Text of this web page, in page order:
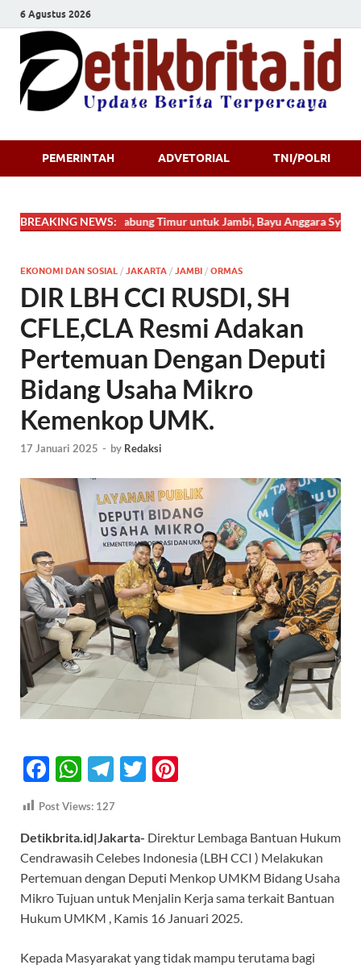
6 Agustus 2026
PEMERINTAH ADVETORIAL TNI/POLRI
BREAKING NEWS:
Dari Tanjung Jabung Timur untuk Jambi, Bayu Anggara Syahputra
EKONOMI DAN SOSIAL / JAKARTA / JAMBI / ORMAS
DIR LBH CCI RUSDI, SH
CFLE,CLA Resmi Adakan
Pertemuan Dengan Deputi
Bidang Usaha Mikro
Kemenkop UMK.
17 Januari 2025 - by Redaksi
F
ac
e
b
o
o
k
W
at
s
A
p
p
T
el
gr
a
m
T
er es
t
Post Views: 127
Detikbrita.id|Jakarta- Direktur Lembaga Bantuan Hukum
Cendrawasih Celebes Indonesia (LBH CCI ) Melakukan
Pertemuan dengan Deputi Menkop UMKM Bidang Usaha
Mikro Tujuan untuk Menjalin Kerja sama terkait Bantuan
Hukum UMKM , Kamis 16 Januari 2025.
Kepada Masyarakat yang tidak mampu terutama bagi